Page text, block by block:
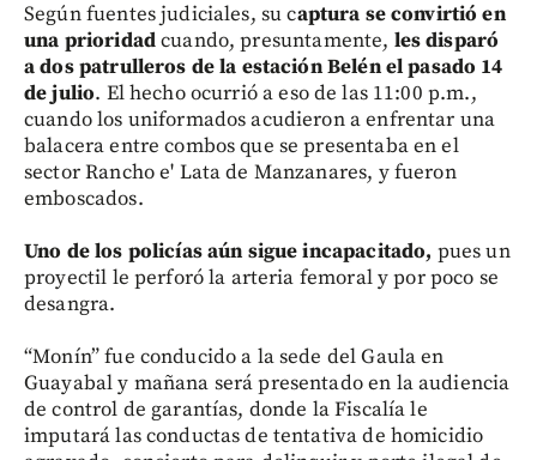
Según fuentes judiciales, su captura se convirtió en
una prioridadcuando, presuntamente, les disparó
a dos patrulleros de la estación Belén el pasado 14
de julio. El hecho ocurrió a eso de las 11:00 p.m.,
cuando los uniformados acudieron a enfrentar una
balacera entre combos que se presentaba en el
sector Rancho e' Lata de Manzanares, y fueron
emboscados.
Uno de los policías aún sigue incapacitado, pues un
proyectil le perforó la arteria femoral y por poco se
desangra.
“Monín” fue conducido a la sede del Gaula en
Guayabal y mañana será presentado en la audiencia
de control de garantías, donde la Fiscalía le
imputará las conductas de tentativa de homicidio